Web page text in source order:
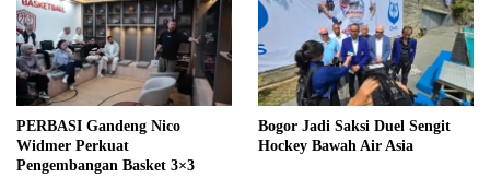
PERBASI Gandeng Nico
Widmer Perkuat
Pengembangan Basket 3×3
Bogor Jadi Saksi Duel Sengit
Hockey Bawah Air Asia